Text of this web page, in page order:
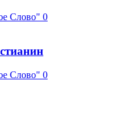
Слово" 0
Слово" 0